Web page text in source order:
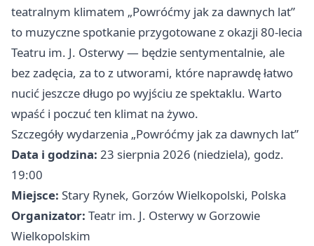
teatralnym klimatem „Powróćmy jak za dawnych lat”
to muzyczne spotkanie przygotowane z okazji 80-lecia
Teatru im. J. Osterwy — będzie sentymentalnie, ale
bez zadęcia, za to z utworami, które naprawdę łatwo
nucić jeszcze długo po wyjściu ze spektaklu. Warto
wpaść i poczuć ten klimat na żywo.
Szczegóły wydarzenia „Powróćmy jak za dawnych lat”
Data i godzina: 23 sierpnia 2026 (niedziela), godz.
19:00
Miejsce: Stary Rynek, Gorzów Wielkopolski, Polska
Organizator: Teatr im. J. Osterwy w Gorzowie
Wielkopolskim